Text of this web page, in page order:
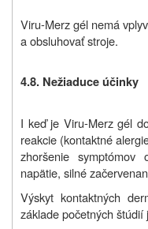
Viru-Merz gél nemá
a obsluhovať stroje.
4.8. Nežiaduce účinky
I keď je Viru-Merz gél
reakcie (kontaktné
zhoršenie
napätie, silné
Výskyt kontaktných
základe početných